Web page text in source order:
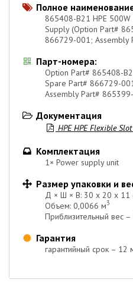
 Полное
865408-B21 HPE
Supply (Option Part#
866729-001; Assembly
 Парт-номера:
Option Part# 865408-
Spare Part# 866729-
Assembly Part#
 Документация
 HPE HPE Flexible
 Комплектация
1× Power supply unit
 Размер упаковки и
Д × Ш × В: 30 х 20 х 11
Объем: 0,0066 м3
Приблизительный вес –
 Гарантия
гарантийный срок – 12